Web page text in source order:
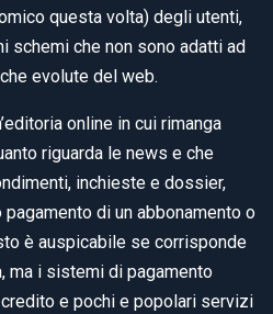
questa volta) degli utenti,
schemi che non sono adatti ad
evolute del web.
online in cui rimanga
riguarda le news e che
inchieste e dossier,
di un abbonamento o
è auspicabile se corrisponde
ma i sistemi di pagamento
e pochi e popolari servizi